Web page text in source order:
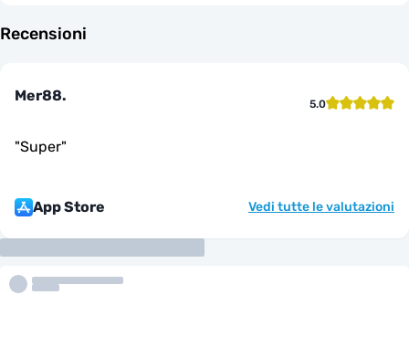
Recensioni
Mer88. 5.0
"Super"
App Store Vedi tutte le valutazioni